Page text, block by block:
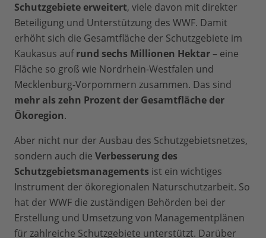
Schutzgebiete erweitert, viele davon mit direkter
Beteiligung und Unterstützung des WWF. Damit
erhöht sich die Gesamtfläche der Schutzgebiete im
Kaukasus aufrund sechs Millionen Hektar– eine
Fläche so groß wie Nordrhein-Westfalen und
Mecklenburg-Vorpommern zusammen. Das sind
mehr als zehn Prozent der Gesamtfläche der
Ökoregion.
Aber nicht nur der Ausbau des Schutzgebietsnetzes,
sondern auch die Verbesserung des
Schutzgebietsmanagements ist ein wichtiges
Instrument der ökoregionalen Naturschutzarbeit. So
hat der WWF die zuständigen Behörden bei der
Erstellung und Umsetzung von Managementplänen
für zahlreiche Schutzgebiete unterstützt. Darüber